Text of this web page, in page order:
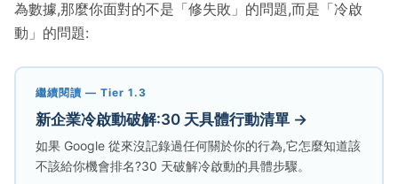
為數據,那麼你面對的不是「修失敗」的問題,而是「冷啟
動」的問題:
繼續閱讀 — Tier 1.3
新企業冷啟動破解:30 天具體行動清單 →
如果 Google 從來沒記錄過任何關於你的行為,它怎麼知道該
不該給你機會排名?30 天破解冷啟動的具體步驟。